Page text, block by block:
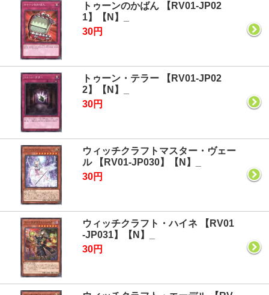
トゥーンのかばん 【RV01-JP02
1】【N】_
30円
トゥーン・テラー 【RV01-JP02
2】【N】_
30円
ウィッチクラフトマスター・ヴェー
ル 【RV01-JP030】【N】_
30円
ウィッチクラフト・ハイネ 【RV01
-JP031】【N】_
30円